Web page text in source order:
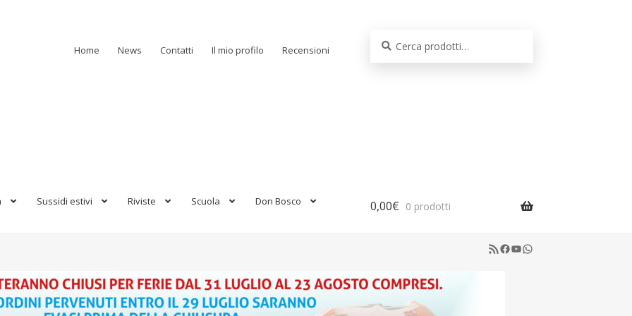
Home News Contatti Il mio profilo Recensioni
Sussidi estivi Riviste Scuola Don Bosco 0,00€ 0 prodotti
RSS Feed
Facebook
YouTube
WhatsApp